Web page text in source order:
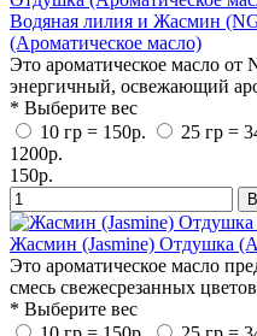
Водяная лилия и Жасмин
(Ароматическое масло)
Это ароматическое масло от
энергичный, освежающий
* Выберите вес
10 гр = 150р.
25 гр =
1200р.
150р.
Жасмин (Jasmine) Отдушка
Это ароматическое масло
смесь свежесрезанных
* Выберите вес